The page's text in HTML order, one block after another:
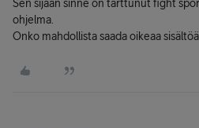
Sen sijaan sinne on tarttunut fight
ohjelma.
Onko mahdollista saada oikeaa